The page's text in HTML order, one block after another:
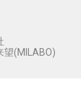
(MILABO)